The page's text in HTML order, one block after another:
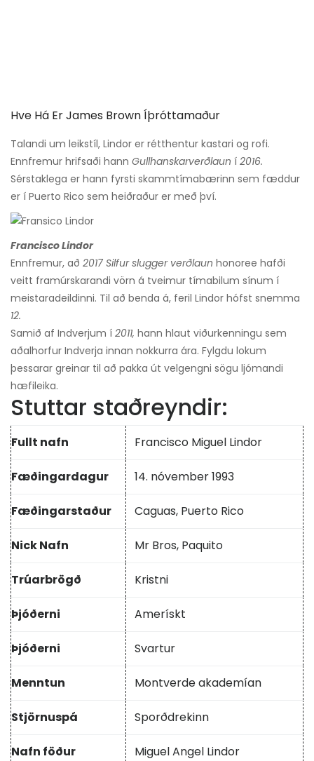
Hve Há Er James Brown Íþróttamaður
Talandi um leikstíl, Lindor er rétthentur kastari og rofi.
Ennfremur hrifsaði hann Gullhanskarverðlaun í 2016.
Sérstaklega er hann fyrsti skammtímabærinn sem fæddur
er í Puerto Rico sem heiðraður er með því.
Francisco Lindor
Ennfremur, að 2017 Silfur slugger verðlaun honoree hafði
veitt framúrskarandi vörn á tveimur tímabilum sínum í
meistaradeildinni. Til að benda á, feril Lindor hófst snemma
12.
Samið af Indverjum í 2011, hann hlaut viðurkenningu sem
aðalhorfur Indverja innan nokkurra ára. Fylgdu lokum
þessarar greinar til að pakka út velgengni sögu ljómandi
hæfileika.
Stuttar staðreyndir:
Fullt nafn Francisco Miguel Lindor
Fæðingardagur 14. nóvember 1993
Fæðingarstaður Caguas, Puerto Rico
Nick Nafn Mr Bros, Paquito
Trúarbrögð Kristni
Þjóðerni Amerískt
Þjóðerni Svartur
Menntun Montverde akademían
Stjörnuspá Sporðdrekinn
Nafn föður Miguel Angel Lindor